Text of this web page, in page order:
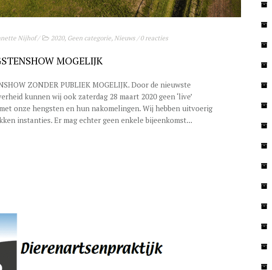
Nijhof/ 2020, Geen categorie, Nieuws/0 reacties
MOGELIJK
ZONDER PUBLIEK MOGELIJK. Door de nieuwste
kunnen wij ook zaterdag 28 maart 2020 geen ‘live’
onze hengsten en hun nakomelingen. Wij hebben uitvoerig
instanties. Er mag echter geen enkele bijeenkomst...